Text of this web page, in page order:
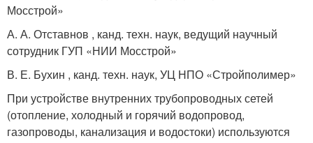
Мосстрой»
А. А. Отставнов , канд. техн. наук, ведущий научный
сотрудник ГУП «НИИ Мосстрой»
В. Е. Бухин , канд. техн. наук, УЦ НПО «Стройполимер»
При устройстве внутренних трубопроводных сетей
(отопление, холодный и горячий водопровод,
газопроводы, канализация и водостоки) используются